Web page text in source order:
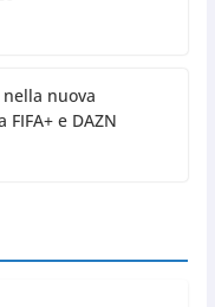
nella nuova
e DAZN